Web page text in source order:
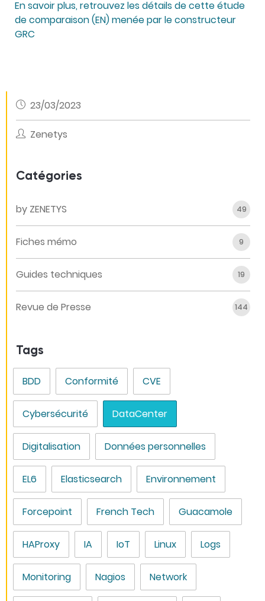
En savoir plus, retrouvez les détails de cette étude
de comparaison (EN) menée par le constructeur
GRC
23/03/2023
Zenetys
Catégories
by ZENETYS 49
Fiches mémo 9
Guides techniques 19
Revue de Presse 144
Tags
BDD Conformité CVE
Cybersécurité DataCenter
Digitalisation Données personnelles
EL6 Elasticsearch Environnement
Forcepoint French Tech Guacamole
HAProxy IA IoT Linux Logs
Monitoring Nagios Network